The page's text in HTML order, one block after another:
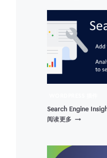
Search Engine
阅读更多 SEARCH
–